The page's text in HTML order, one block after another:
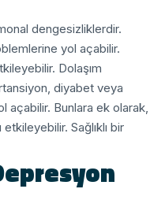
dengesizliklerdir.
yol açabilir.
Dolaşım
diyabet veya
açabilir. Bunlara ek olarak,
Sağlıklı bir